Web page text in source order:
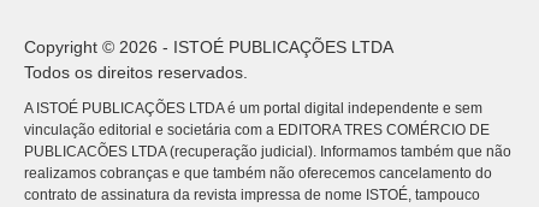
Copyright © 2026 - ISTOÉ PUBLICAÇÕES LTDA
Todos os direitos reservados.
A ISTOÉ PUBLICAÇÕES LTDA é um portal digital independente e sem
vinculação editorial e societária com a EDITORA TRES COMÉRCIO DE
PUBLICACÕES LTDA (recuperação judicial). Informamos também que não
realizamos cobranças e que também não oferecemos cancelamento do
contrato de assinatura da revista impressa de nome ISTOÉ, tampouco